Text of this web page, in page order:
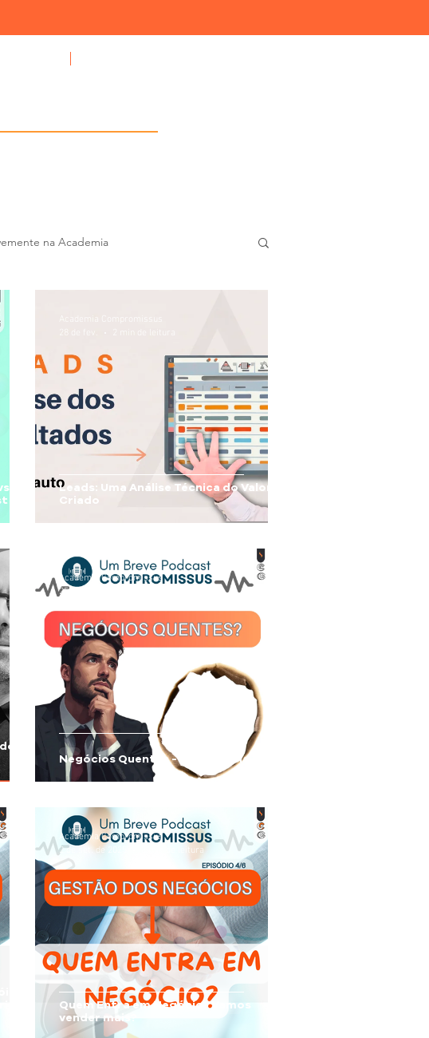
na Academia
(Contact Cent
A
Leads: Uma Análise Técnica do Valor
Criado
Academia Compromissus
28 de fev.
Negócios Quentes - Gestão Fria
Academia Compromissus
25 de nov. de 2025
se
Quem Entra em Negócio? Vamos
vender mais?
Academia Compromissus
2 de set. de 2025
3 min de leitura